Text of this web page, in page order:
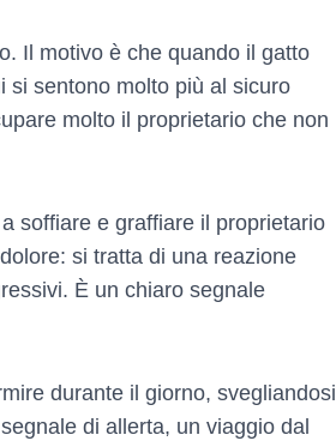
Il motivo è che quando il gatto
si sentono molto più al sicuro
molto il proprietario che non
soffiare e graffiare il proprietario
si tratta di una reazione
È un chiaro segnale
durante il giorno, svegliandosi
di allerta, un viaggio dal